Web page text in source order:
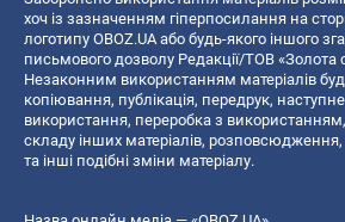
хоч із зазначенням гіперпосилання на
логотипу OBOZ.UA або будь-якого іншого
письмового дозволу Редакції/ТОВ «Золота
Незаконним використанням матеріалів
копiювання, публiкацiя, передрук,
використання, переробка з
складу інших матеріалів,
та інші подібні зміни матеріалу.